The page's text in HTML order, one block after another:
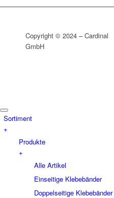
Copyright © 2024 – Cardinal
GmbH
Sortiment
+
Produkte
+
Alle Artikel
Einseitige Klebebänder
Doppelseitige Klebebänder